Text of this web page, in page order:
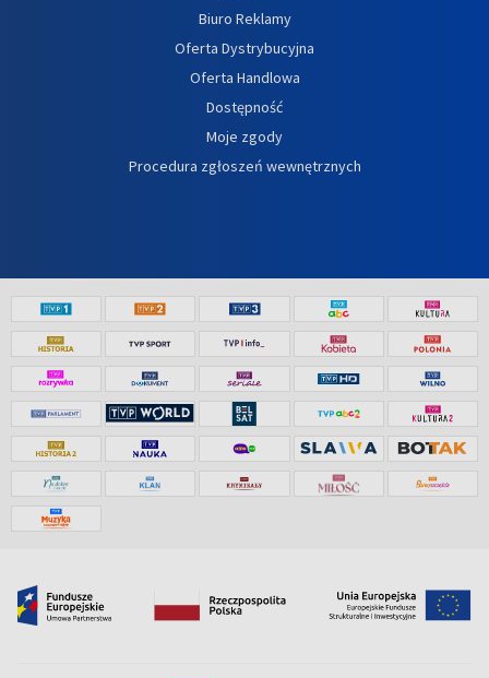
Biuro Reklamy
Oferta Dystrybucyjna
Oferta Handlowa
Dostępność
Moje zgody
Procedura zgłoszeń wewnętrznych